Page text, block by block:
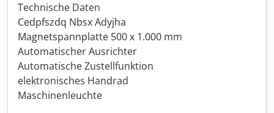
Technische Daten
Cedpfszdq Nbsx Adyjha
Magnetspannplatte 500 x 1.000 mm
Automatischer Ausrichter
Automatische Zustellfunktion
elektronisches Handrad
Maschinenleuchte